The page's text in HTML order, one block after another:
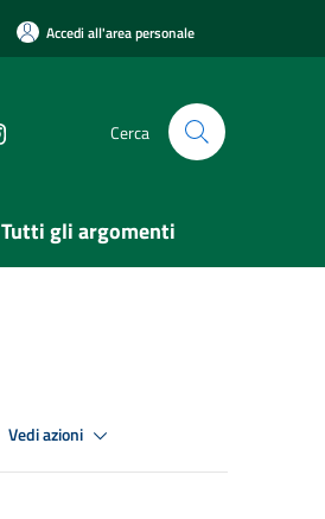
Accedi all'area personale
Cerca
Tutti gli argomenti
Vedi azioni